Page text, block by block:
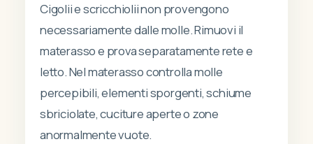
Cigolii e scricchiolii non provengono
necessariamente dalle molle. Rimuovi il
materasso e prova separatamente rete e
letto. Nel materasso controlla molle
percepibili, elementi sporgenti, schiume
sbriciolate, cuciture aperte o zone
anormalmente vuote.